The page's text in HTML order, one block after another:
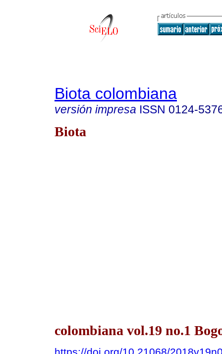
Biota colombiana
versión impresa ISSN 0124-
Biota
colombiana vol.19 no.1